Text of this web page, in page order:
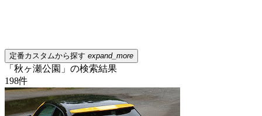
定番カスタムから探す expand_more
「秋ヶ瀬公園」の検索結果
198件